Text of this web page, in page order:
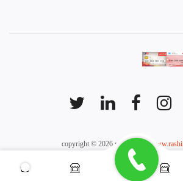
copyright © 2026 powered by